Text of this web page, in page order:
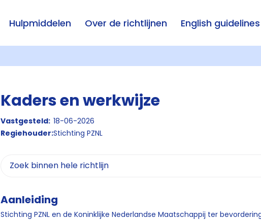
Hulpmiddelen Over de richtlijnen English guidelines
Kaders en werkwijze
Vastgesteld: 18-06-2026
Regiehouder:Stichting PZNL
Aanleiding
Stichting PZNL en de Koninklijke Nederlandse Maatschappij ter